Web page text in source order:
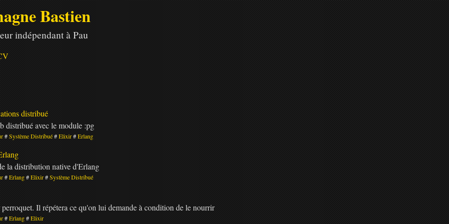
Bastien
indépendant à Pau
distribué
distribué avec le module :pg
Système Distribué Elixir Erlang
la distribution native d'Erlang
Erlang Elixir Système Distribué
Il répétera ce qu'on lui demande à condition de le nourrir
Erlang Elixir